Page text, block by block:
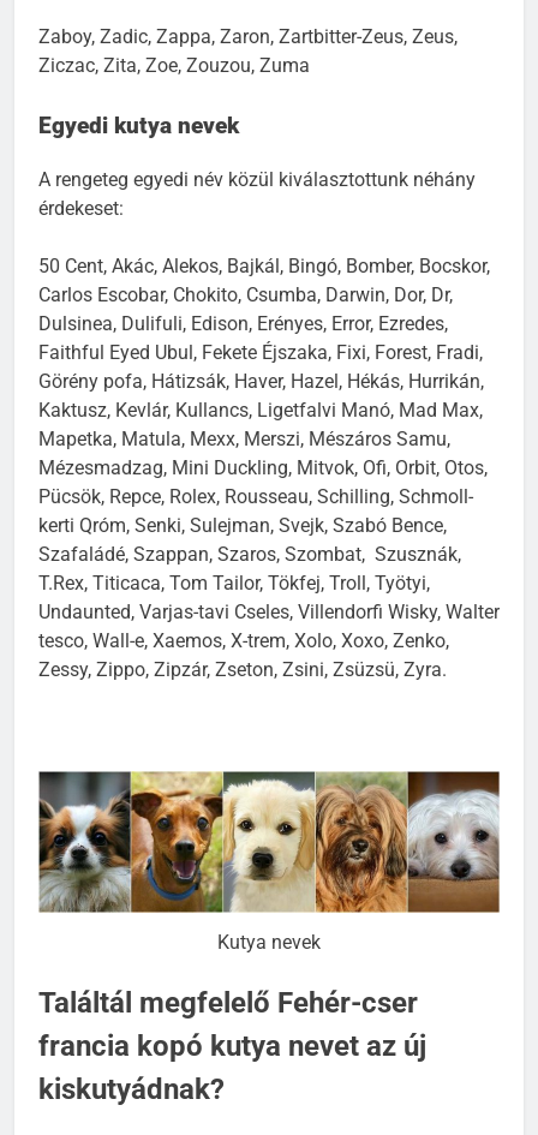
Zaboy, Zadic, Zappa, Zaron, Zartbitter-Zeus, Zeus,
Ziczac, Zita, Zoe, Zouzou, Zuma
Egyedi kutya nevek
A rengeteg egyedi név közül kiválasztottunk néhány
érdekeset:
50 Cent, Akác, Alekos, Bajkál, Bingó, Bomber, Bocskor,
Carlos Escobar, Chokito, Csumba, Darwin, Dor, Dr,
Dulsinea, Dulifuli, Edison, Erényes, Error, Ezredes,
Faithful Eyed Ubul, Fekete Éjszaka, Fixi, Forest, Fradi,
Görény pofa, Hátizsák, Haver, Hazel, Hékás, Hurrikán,
Kaktusz, Kevlár, Kullancs, Ligetfalvi Manó, Mad Max,
Mapetka, Matula, Mexx, Merszi, Mészáros Samu,
Mézesmadzag, Mini Duckling, Mitvok, Ofi, Orbit, Otos,
Pücsök, Repce, Rolex, Rousseau, Schilling, Schmoll-
kerti Qróm, Senki, Sulejman, Svejk, Szabó Bence,
Szafaládé, Szappan, Szaros, Szombat, Szusznák,
T.Rex, Titicaca, Tom Tailor, Tökfej, Troll, Työtyi,
Undaunted, Varjas-tavi Cseles, Villendorfi Wisky, Walter
tesco, Wall-e, Xaemos, X-trem, Xolo, Xoxo, Zenko,
Zessy, Zippo, Zipzár, Zseton, Zsini, Zsüzsü, Zyra.
Kutya nevek
Találtál megfelelő Fehér-cser
francia kopó kutya nevet az új
kiskutyádnak?